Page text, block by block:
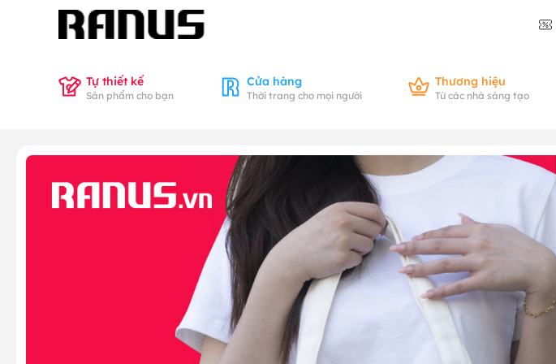
Tự thiết kế
Sản phẩm cho bạn
Cửa hàng
Thời trang cho mọi người
Thương hiệu
Từ các nhà sáng tạo